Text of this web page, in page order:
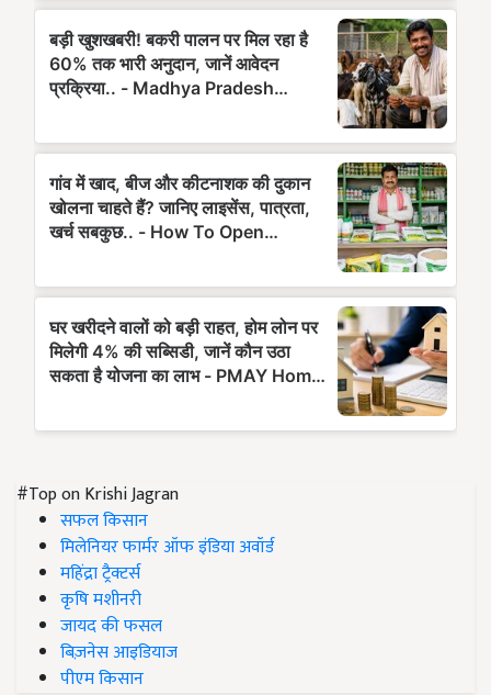
#Top on Krishi Jagran
सफल किसान
मिलेनियर फार्मर ऑफ इंडिया अवॉर्ड
महिंद्रा ट्रैक्टर्स
कृषि मशीनरी
जायद की फसल
बिज़नेस आइडियाज
पीएम किसान